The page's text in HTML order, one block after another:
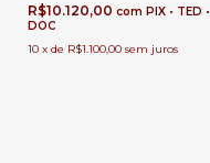
R$10.120,00 com PIX • TED •
DOC
10 x de R$1.100,00 sem juros